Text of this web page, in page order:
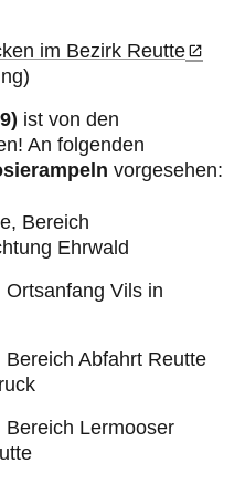
im Bezirk Reutte
ist von den
An folgenden
vorgesehen:
Bereich
Ehrwald
Vils in
Abfahrt Reutte
Lermooser